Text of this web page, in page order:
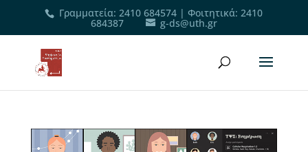
Γραμματεία: 2410 684574 |Φοιτητικά: 2410
684387 g-ds@uth.gr